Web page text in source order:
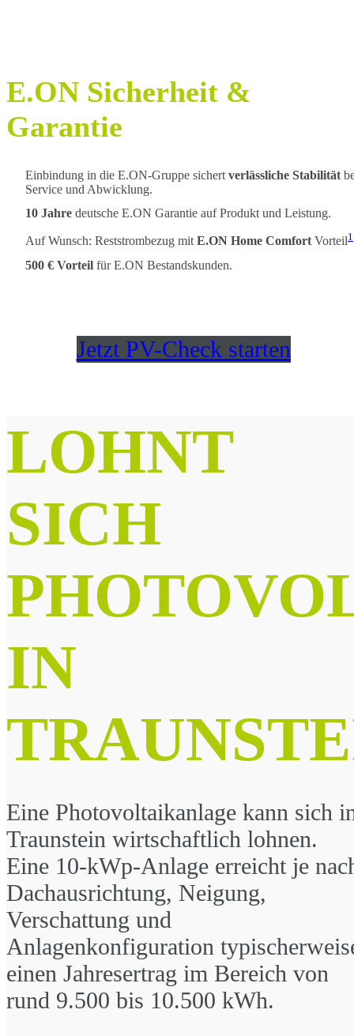
E.ON Sicherheit &
Garantie
Einbindung in die E.ON-Gruppe sichert verlässliche Stabilität
Service und Abwicklung.
10 Jahre deutsche E.ON Garantie auf Produkt und Leistung.
Auf Wunsch: Reststrombezug mitE.ON Home ComfortVorteil1
500 € Vorteil für E.ON Bestandskunden.
Jetzt PV-Check starten
LOHNT
SICH
IN
Eine Photovoltaikanlage kann sich
Traunstein wirtschaftlich lohnen.
Eine 10-kWp-Anlage erreicht je
Dachausrichtung, Neigung,
Verschattung und
Anlagenkonfiguration
einen Jahresertrag im Bereich von
rund 9.500 bis 10.500 kWh.